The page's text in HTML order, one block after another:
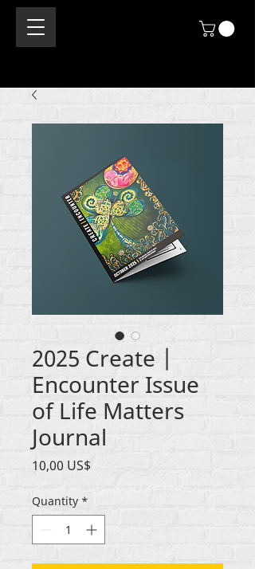
2025 Create |
Encounter Issue
of Life Matters
Journal
10,00 US$Price
Quantity *